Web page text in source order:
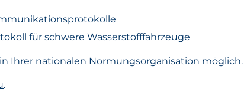
für schwere Wasserstofffahrzeuge
Ihrer nationalen Normungsorganisation möglich.
.